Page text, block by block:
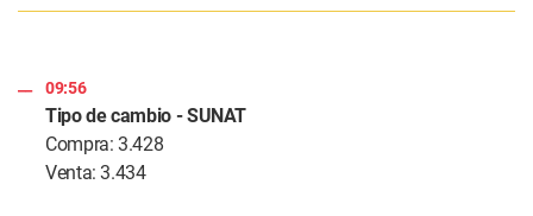
09:56
Tipo de cambio - SUNAT
Compra: 3.428
Venta: 3.434